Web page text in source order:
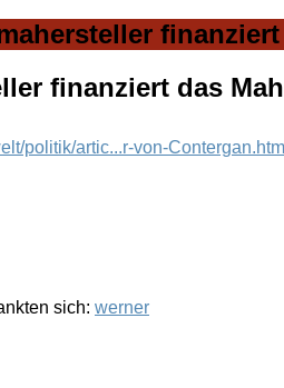
finanziert das
politik/artic...r-von-Contergan.html
sich: werner